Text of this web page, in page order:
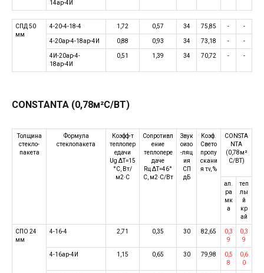
14ар-4И
СПД 50
мм
4-20-4-18-4 1,72 0,57 34 75,85 - -
4-20ар-4-18ар-4И 0,88 0,93 34 73,18 - -
4И-20ар-4-
18ар-4И
0,51 1,39 34 70,72 - -
CONSTANTA (0,78м²С/ВТ)
Толщина
стекло-
пакета
Формула
стеклопакета
Коэфф-т
теплопер
едачи
Ug ΔT=15
°C, Вт/
м2·C
Сопротивл
ение
теплопере
даче
Rц ΔT=46°
C, м2·C/Вт
Звук
оизо
-ляц
ия
СП
дБ
Коэф.
Свето
пропу
скани
я τv, %
CONSTA
NTA
(0,78м²
С/ВТ)
ал.
ра
мк
а
теп
лы
й
кр
ай
СПО 24
мм
4-16-4 2,71 0,35 30 82,65
0,3
9
0,3
9
4-16ар-4И 1,15 0,65 30 79,98
0,5
8
0,6
0